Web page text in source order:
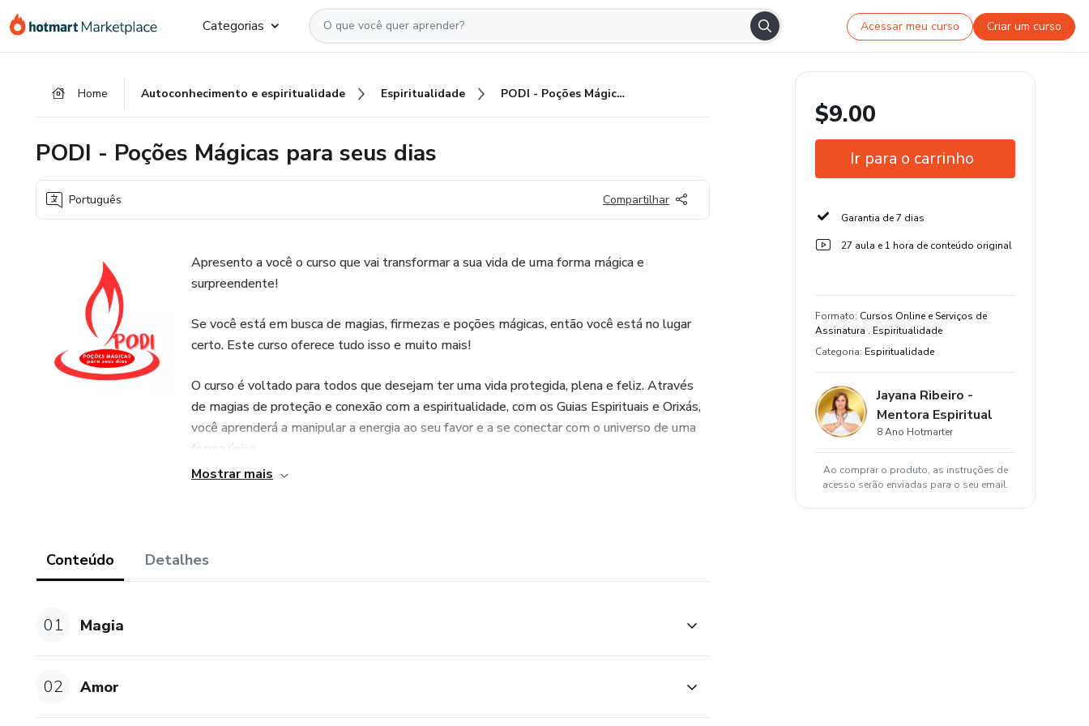
para
para
para
Categorias Acessar meu curso Criar um curso
Home Autoconhecimento e espiritualidade Espiritualidade PODI - Poções Mágicas para seus dias
PODI - Poções Mágicas para seus dias
Português Compartilhar
Apresento a você o curso que vai transformar a sua vida de uma forma mágica e
surpreendente!
Se você está em busca de magias, firmezas e poções mágicas, então você está no lugar
certo. Este curso oferece tudo isso e muito mais!
O curso é voltado para todos que desejam ter uma vida protegida, plena e feliz. Através
de magias de proteção e conexão com a espiritualidade, com os Guias Espirituais e Orixás,
você aprenderá a manipular a energia ao seu favor e a se conectar com o universo de uma
forma única.
Venha fazer parte desse curso incrível e descubra todo o potencial que existe dentro de
Mostrar mais
Conteúdo Detalhes
01 Magia
02 Amor
$9.00
Ir para o carrinho
Garantia de 7 dias
27 aula e 1 hora de conteúdo original
Formato: Cursos Online e Serviços de
Assinatura . Espiritualidade
Categoria: Espiritualidade
Jayana Ribeiro -
Mentora Espiritual
8 Ano Hotmarter
Ao comprar o produto, as instruções de
acesso serão enviadas para o seu email.